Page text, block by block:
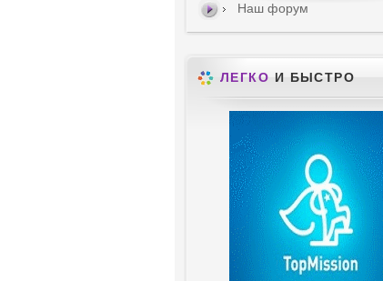
Наш форум
ЛЕГКО И БЫСТРО